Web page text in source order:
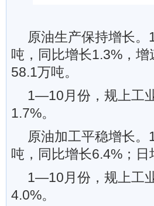
原油生产保持增长
吨，同比增长1.3%，
58.1万吨。
1—10月份，规上工
1.7%。
原油加工平稳增长
吨，同比增长6.4%；
1—10月份，规上工
4.0%。